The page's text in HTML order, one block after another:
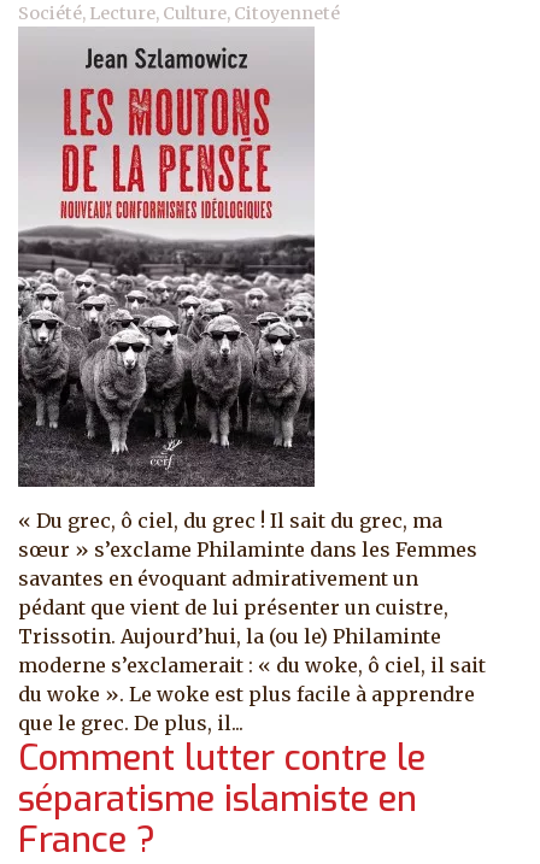
Société, Lecture, Culture, Citoyenneté
« Du grec, ô ciel, du grec ! Il sait du grec, ma
sœur » s’exclame Philaminte dans les Femmes
savantes en évoquant admirativement un
pédant que vient de lui présenter un cuistre,
Trissotin. Aujourd’hui, la (ou le) Philaminte
moderne s’exclamerait : « du woke, ô ciel, il sait
du woke ». Le woke est plus facile à apprendre
que le grec. De plus, il...
Comment lutter contre le
séparatisme islamiste en
France ?